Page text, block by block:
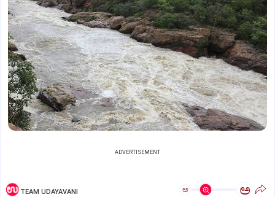
ADVERTISEMENT
TEAM UDAYAVANI ಅ ಅ